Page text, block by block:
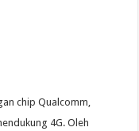
chip Qualcomm,
4G. Oleh